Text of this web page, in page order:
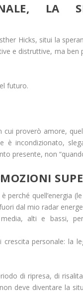
LA
Hicks, situi la
e distruttive, ma ben
futuro.
proverò amore,
è incondizionato,
presente, non
quell’energia
dal mio radar
alti e bassi,
personale: la
di ripresa, di
deve diventare la